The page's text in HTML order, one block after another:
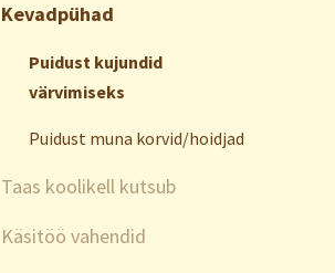
Kevadpühad
Puidust kujundid
värvimiseks
Puidust muna korvid/hoidjad
Taas koolikell kutsub
Käsitöö vahendid